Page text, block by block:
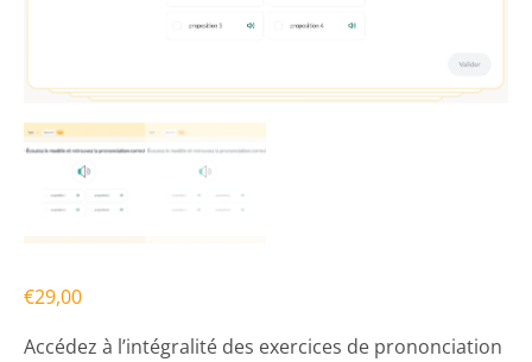
€29,00
Accédez à l’intégralité des exercices de prononciation